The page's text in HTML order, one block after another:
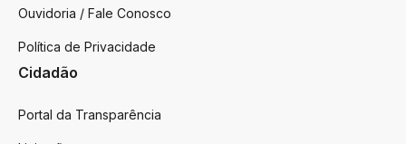
Ouvidoria / Fale Conosco
Política de Privacidade
Cidadão
Portal da Transparência